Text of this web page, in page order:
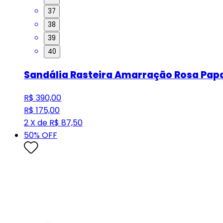
37
38
39
40
Sandália Rasteira Amarração Rosa
R$ 390,00
R$ 175,00
2 X de R$ 87,50
50% OFF